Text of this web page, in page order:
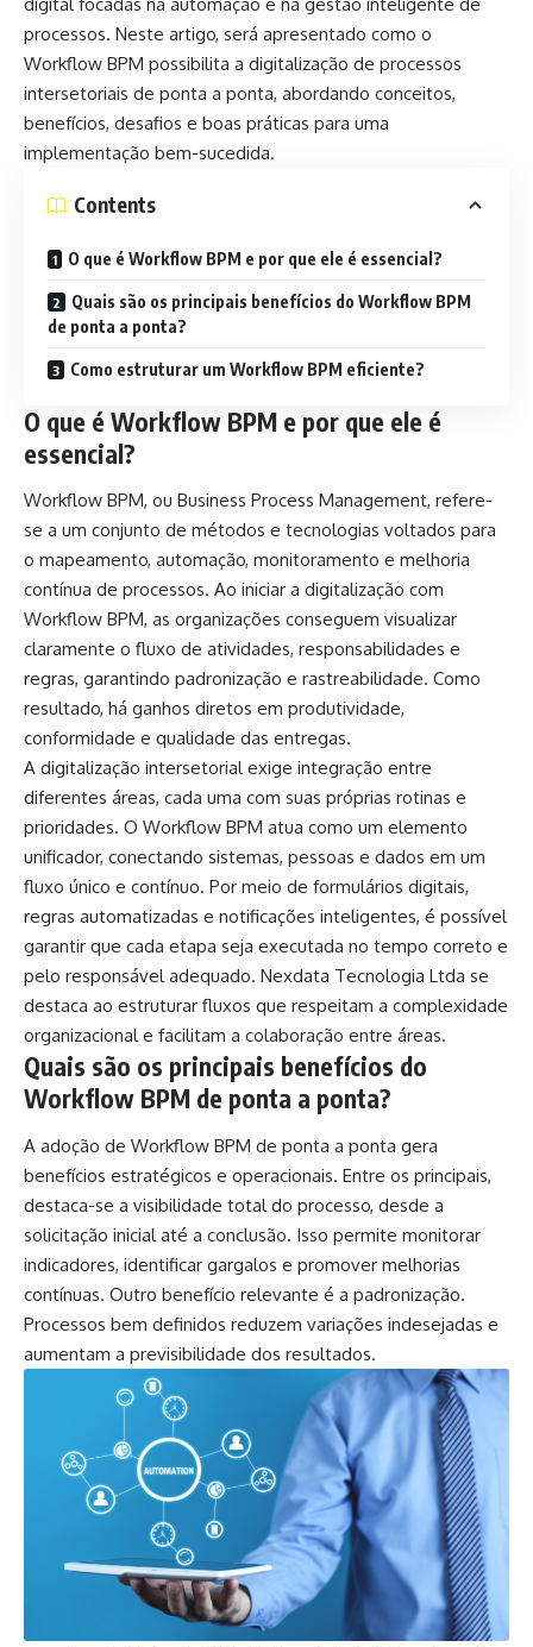
processos. Neste artigo, será apresentado como o
Workflow BPM possibilita a digitalização de processos
intersetoriais de ponta a ponta, abordando conceitos,
benefícios, desafios e boas práticas para uma
implementação bem-sucedida.
Contents
O que é Workflow BPM e por que ele é essencial?
Quais são os principais benefícios do Workflow BPM
de ponta a ponta?
Como estruturar um Workflow BPM eficiente?
O que é Workflow BPM e por que ele é
essencial?
Workflow BPM, ou Business Process Management, refere-
se a um conjunto de métodos e tecnologias voltados para
o mapeamento, automação, monitoramento e melhoria
contínua de processos. Ao iniciar a digitalização com
Workflow BPM, as organizações conseguem visualizar
claramente o fluxo de atividades, responsabilidades e
regras, garantindo padronização e rastreabilidade. Como
resultado, há ganhos diretos em produtividade,
conformidade e qualidade das entregas.
A digitalização intersetorial exige integração entre
diferentes áreas, cada uma com suas próprias rotinas e
prioridades. O Workflow BPM atua como um elemento
unificador, conectando sistemas, pessoas e dados em um
fluxo único e contínuo. Por meio de formulários digitais,
regras automatizadas e notificações inteligentes, é possível
garantir que cada etapa seja executada no tempo correto e
pelo responsável adequado. Nexdata Tecnologia Ltda se
destaca ao estruturar fluxos que respeitam a complexidade
organizacional e facilitam a colaboração entre áreas.
Quais são os principais benefícios do
Workflow BPM de ponta a ponta?
A adoção de Workflow BPM de ponta a ponta gera
benefícios estratégicos e operacionais. Entre os principais,
destaca-se a visibilidade total do processo, desde a
solicitação inicial até a conclusão. Isso permite monitorar
indicadores, identificar gargalos e promover melhorias
contínuas. Outro benefício relevante é a padronização.
Processos bem definidos reduzem variações indesejadas e
aumentam a previsibilidade dos resultados.